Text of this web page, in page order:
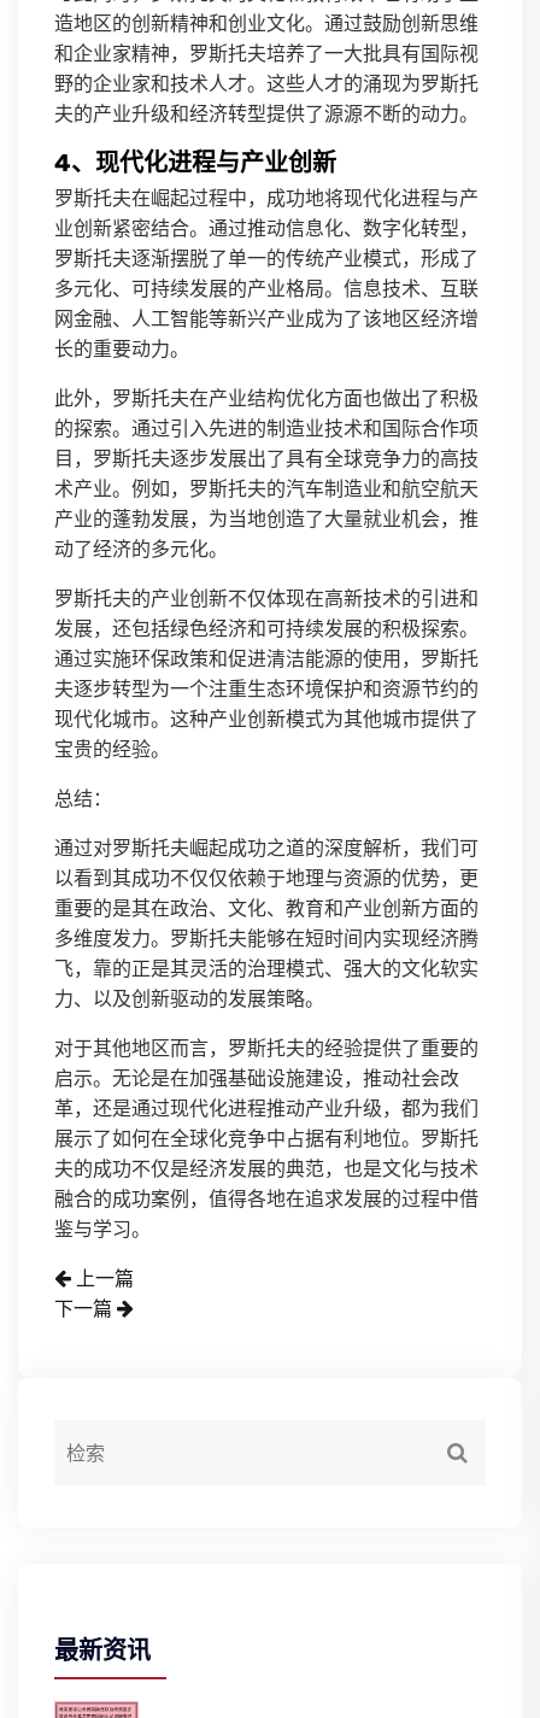
造地区的创新精神和创业文化。通过鼓励创新思维
和企业家精神，罗斯托夫培养了一大批具有国际视
野的企业家和技术人才。这些人才的涌现为罗斯托
夫的产业升级和经济转型提供了源源不断的动力。
4、现代化进程与产业创新
罗斯托夫在崛起过程中，成功地将现代化进程与产
业创新紧密结合。通过推动信息化、数字化转型，
罗斯托夫逐渐摆脱了单一的传统产业模式，形成了
多元化、可持续发展的产业格局。信息技术、互联
网金融、人工智能等新兴产业成为了该地区经济增
长的重要动力。
此外，罗斯托夫在产业结构优化方面也做出了积极
的探索。通过引入先进的制造业技术和国际合作项
目，罗斯托夫逐步发展出了具有全球竞争力的高技
术产业。例如，罗斯托夫的汽车制造业和航空航天
产业的蓬勃发展，为当地创造了大量就业机会，推
动了经济的多元化。
罗斯托夫的产业创新不仅体现在高新技术的引进和
发展，还包括绿色经济和可持续发展的积极探索。
通过实施环保政策和促进清洁能源的使用，罗斯托
夫逐步转型为一个注重生态环境保护和资源节约的
现代化城市。这种产业创新模式为其他城市提供了
宝贵的经验。
总结：
通过对罗斯托夫崛起成功之道的深度解析，我们可
以看到其成功不仅仅依赖于地理与资源的优势，更
重要的是其在政治、文化、教育和产业创新方面的
多维度发力。罗斯托夫能够在短时间内实现经济腾
飞，靠的正是其灵活的治理模式、强大的文化软实
力、以及创新驱动的发展策略。
对于其他地区而言，罗斯托夫的经验提供了重要的
启示。无论是在加强基础设施建设，推动社会改
革，还是通过现代化进程推动产业升级，都为我们
展示了如何在全球化竞争中占据有利地位。罗斯托
夫的成功不仅是经济发展的典范，也是文化与技术
融合的成功案例，值得各地在追求发展的过程中借
鉴与学习。
上一篇
下一篇
最新资讯